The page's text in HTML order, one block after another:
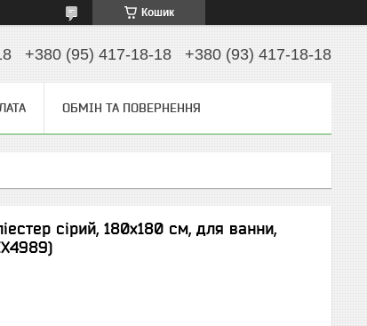
Кошик
+380 (95) 417-18-18 +380 (93) 417-18-18
ОБМІН ТА ПОВЕРНЕННЯ
сірий, 180х180 см, для ванни,